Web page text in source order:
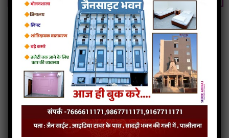
Virti Dhar No Vesh